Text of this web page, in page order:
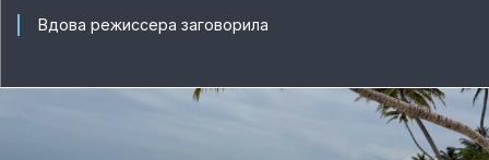
Вдова режиссера заговорила